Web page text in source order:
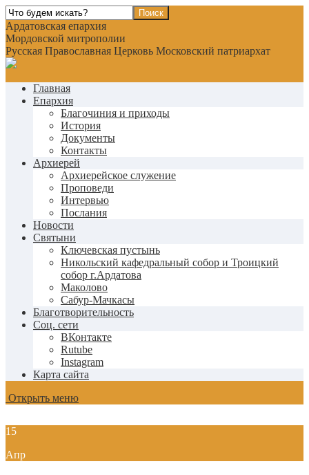
Ардатовская епархия
Мордовской митрополии
Русская Православная Церковь Московский патриархат
Главная
Епархия
Благочиния и приходы
История
Документы
Контакты
Архиерей
Архиерейское служение
Проповеди
Интервью
Послания
Новости
Святыни
Ключевская пустынь
Никольский кафедральный собор и Троицкий
собор г.Ардатова
Маколово
Сабур-Мачкасы
Благотворительность
Соц. сети
ВКонтакте
Rutube
Instagram
Карта сайта
Открыть меню
15
Апр